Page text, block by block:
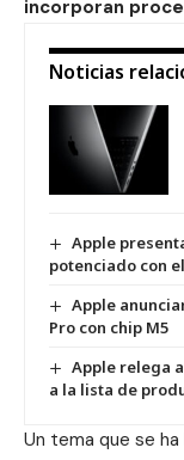
incorporan
Noticias
Apple
potenciado con
Apple
Pro con chip M5
Apple relega
a la lista de
Un tema que se